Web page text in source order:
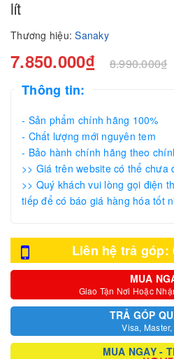
lít
Thương hiệu: Sanaky
7.850.000₫ 8.990.000₫
Thông tin:
- Sản phẩm chính hãng 100%
- Chất lượng mới nguyên tem
- Bảo hành chính hãng theo
>> Giá trên website có thể chưa
>> Quý khách vui lòng gọi điện
tiếp để có báo giá hàng hóa tốt
Liên hệ trả góp:
MUA
Giao Tận Nơi Hoặc
TRẢ GÓP
Visa,
MUA NGAY -